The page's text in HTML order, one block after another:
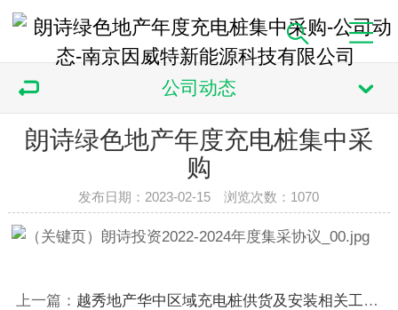
公司动态
朗诗绿色地产年度充电桩集中采
购
发布日期：2023-02-15 浏览次数： 1070
上一篇： 越秀地产华中区域充电桩供货及安装相关工程年度战略协议